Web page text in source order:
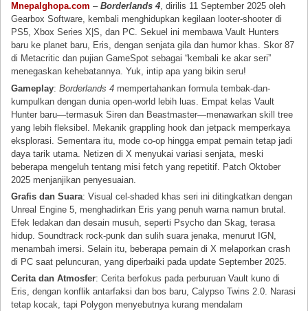
Mnepalghopa.com –Borderlands 4, dirilis 11 September 2025 oleh
Gearbox Software, kembali menghidupkan kegilaan looter-shooter di
PS5, Xbox Series X|S, dan PC. Sekuel ini membawa Vault Hunters
baru ke planet baru, Eris, dengan senjata gila dan humor khas. Skor 87
di Metacritic dan pujian GameSpot sebagai “kembali ke akar seri”
menegaskan kehebatannya. Yuk, intip apa yang bikin seru!
Gameplay:Borderlands 4 mempertahankan formula tembak-dan-
kumpulkan dengan dunia open-world lebih luas. Empat kelas Vault
Hunter baru—termasuk Siren dan Beastmaster—menawarkan skill tree
yang lebih fleksibel. Mekanik grappling hook dan jetpack memperkaya
eksplorasi. Sementara itu, mode co-op hingga empat pemain tetap jadi
daya tarik utama. Netizen di X menyukai variasi senjata, meski
beberapa mengeluh tentang misi fetch yang repetitif. Patch Oktober
2025 menjanjikan penyesuaian.
Grafis dan Suara: Visual cel-shaded khas seri ini ditingkatkan dengan
Unreal Engine 5, menghadirkan Eris yang penuh warna namun brutal.
Efek ledakan dan desain musuh, seperti Psycho dan Skag, terasa
hidup. Soundtrack rock-punk dan sulih suara jenaka, menurut IGN,
menambah imersi. Selain itu, beberapa pemain di X melaporkan crash
di PC saat peluncuran, yang diperbaiki pada update September 2025.
Cerita dan Atmosfer: Cerita berfokus pada perburuan Vault kuno di
Eris, dengan konflik antarfaksi dan bos baru, Calypso Twins 2.0. Narasi
tetap kocak, tapi Polygon menyebutnya kurang mendalam